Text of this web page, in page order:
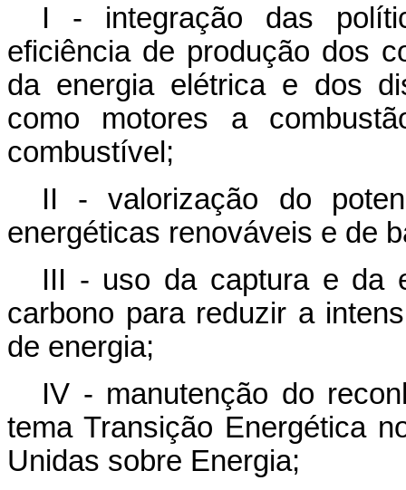
I - integração das
eficiência de produção dos
da energia elétrica e dos
como motores a
combustível;
II - valorização do
energéticas renováveis e de
III - uso da captura e da
carbono para reduzir a
de energia;
IV - manutenção do
tema Transição Energética
Unidas sobre Energia;